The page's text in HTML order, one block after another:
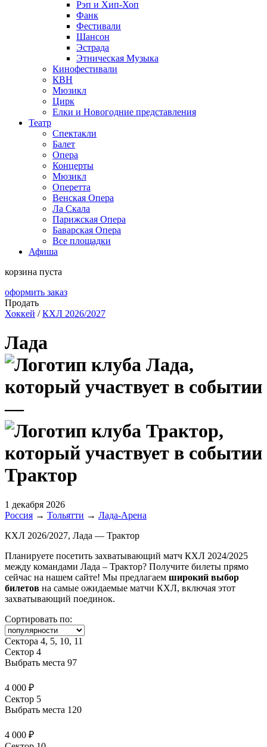
Рэп и Хип-Хоп
Фанк
Фестивали
Шансон
Эстрада
Этническая Музыка
Кинофестивали
КВН
Мюзикл
Цирк
Елки и Новогодние представления
Театр
Спектакли
Балет
Опера
Концерты
Мюзикл
Оперетта
Венская Опера
Ла Скала
Парижская Опера
Баварская Опера
Все площадки
Афиша
корзина пуста
оформить заказ
Продать
Хоккей /КХЛ 2026/2027
Лада
—
Трактор
1 декабря 2026
Россия → Тольятти → Лада-Арена
КХЛ 2026/2027, Лада — Трактор
Планируете посетить захватывающий матч КХЛ 2024/2025
между командами Лада – Трактор? Получите билеты прямо
сейчас на нашем сайте! Мы предлагаем широкий выбор
билетов на самые ожидаемые матчи КХЛ, включая этот
захватывающий поединок.
Сортировать по:
Сектора 4, 5, 10, 11
Сектор 4
Выбрать места 97
4 000 ₽
Сектор 5
Выбрать места 120
4 000 ₽